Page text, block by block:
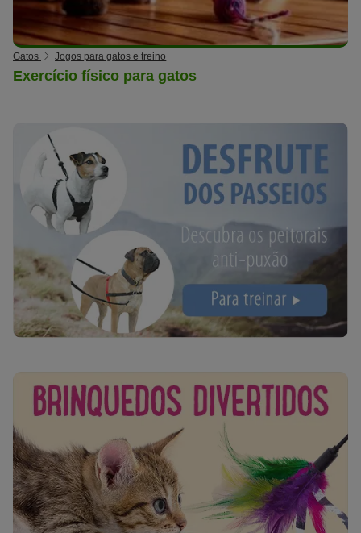
Gatos Jogos para gatos e treino
Exercício físico para gatos